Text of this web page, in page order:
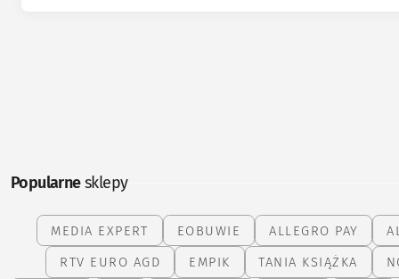
Popularnesklepy
MEDIA EXPERT EOBUWIE ALLEGRO PAY
RTV EURO AGD
EMPIK TANIA KSIĄŻKA